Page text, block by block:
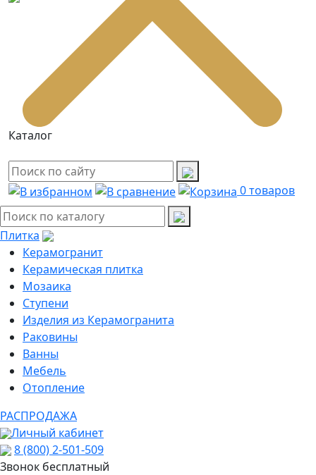
Каталог
0товаров
Плитка
Керамогранит
Керамическая плитка
Мозаика
Ступени
Изделия из Керамогранита
Раковины
Ванны
Мебель
Отопление
РАСПРОДАЖА
Личный кабинет
8 (800) 2-501-509
Звонок бесплатный